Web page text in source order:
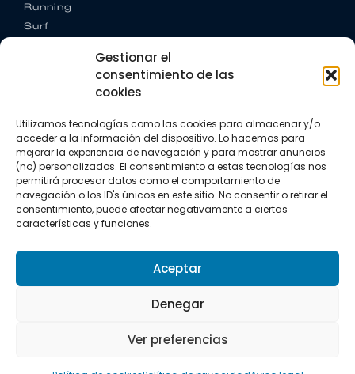
Gestionar el
consentimiento de las
cookies
Utilizamos tecnologías como las cookies para almacenar y/o
acceder a la información del dispositivo. Lo hacemos para
mejorar la experiencia de navegación y para mostrar anuncios
(no) personalizados. El consentimiento a estas tecnologías nos
permitirá procesar datos como el comportamiento de
navegación o los ID's únicos en este sitio. No consentir o retirar el
consentimiento, puede afectar negativamente a ciertas
características y funciones.
Aceptar
Denegar
Ver preferencias
Running
Surf
CONTACTO
+34 662 342 177
info@vkssport.com
SÍGUENOS
Política de privacidad
Política de cookies
Todos los derechos resevados.